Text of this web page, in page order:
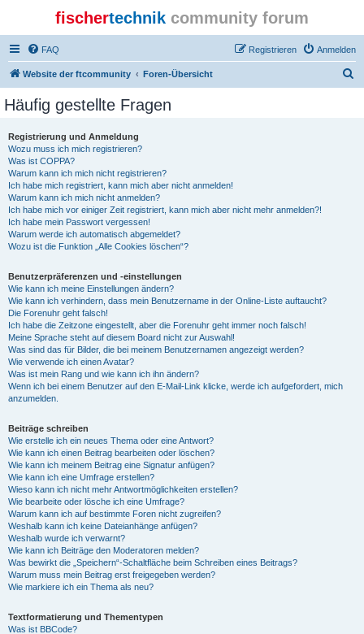
fischertechnik community forum
FAQ Anmelden
Registrieren
Website der ftcommunity Foren-Übersicht
Häufig gestellte Fragen
Registrierung und Anmeldung
Wozu muss ich mich registrieren?
Was ist COPPA?
Warum kann ich mich nicht registrieren?
Ich habe mich registriert, kann mich aber nicht anmelden!
Warum kann ich mich nicht anmelden?
Ich habe mich vor einiger Zeit registriert, kann mich aber nicht mehr anmelden?!
Ich habe mein Passwort vergessen!
Warum werde ich automatisch abgemeldet?
Wozu ist die Funktion „Alle Cookies löschen“?
Benutzerpräferenzen und -einstellungen
Wie kann ich meine Einstellungen ändern?
Wie kann ich verhindern, dass mein Benutzername in der Online-Liste auftaucht?
Die Forenuhr geht falsch!
Ich habe die Zeitzone eingestellt, aber die Forenuhr geht immer noch falsch!
Meine Sprache steht auf diesem Board nicht zur Auswahl!
Was sind das für Bilder, die bei meinem Benutzernamen angezeigt werden?
Wie verwende ich einen Avatar?
Was ist mein Rang und wie kann ich ihn ändern?
Wenn ich bei einem Benutzer auf den E-Mail-Link klicke, werde ich aufgefordert, mich
anzumelden.
Beiträge schreiben
Wie erstelle ich ein neues Thema oder eine Antwort?
Wie kann ich einen Beitrag bearbeiten oder löschen?
Wie kann ich meinem Beitrag eine Signatur anfügen?
Wie kann ich eine Umfrage erstellen?
Wieso kann ich nicht mehr Antwortmöglichkeiten erstellen?
Wie bearbeite oder lösche ich eine Umfrage?
Warum kann ich auf bestimmte Foren nicht zugreifen?
Weshalb kann ich keine Dateianhänge anfügen?
Weshalb wurde ich verwarnt?
Wie kann ich Beiträge den Moderatoren melden?
Was bewirkt die „Speichern“-Schaltfläche beim Schreiben eines Beitrags?
Warum muss mein Beitrag erst freigegeben werden?
Wie markiere ich ein Thema als neu?
Textformatierung und Thementypen
Was ist BBCode?